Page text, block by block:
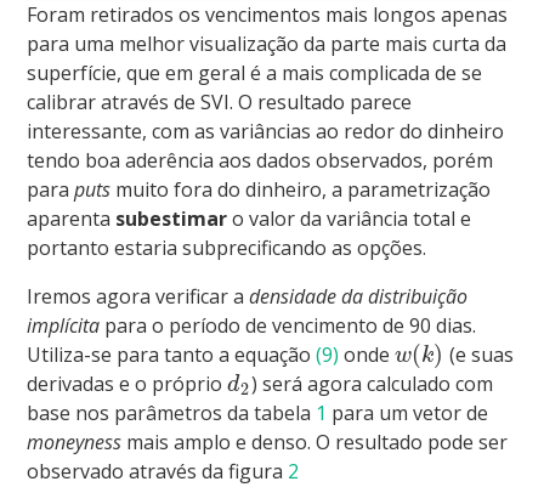
Foram retirados os vencimentos mais longos apenas
para uma melhor visualização da parte mais curta da
superfície, que em geral é a mais complicada de se
calibrar através de SVI. O resultado parece
interessante, com as variâncias ao redor do dinheiro
tendo boa aderência aos dados observados, porém
paraputs muito fora do dinheiro, a parametrização
aparenta subestimaro valor da variância total e
portanto estaria subprecificando as opções.
Iremos agora verificar adensidade da distribuição
implícita para o período de vencimento de 90 dias.
Utiliza-se para tanto a equação(9) ondew(k) (e suas
derivadas e o própriod2) será agora calculado com
base nos parâmetros da tabela 1 para um vetor de
moneyness mais amplo e denso. O resultado pode ser
observado através da figura 2